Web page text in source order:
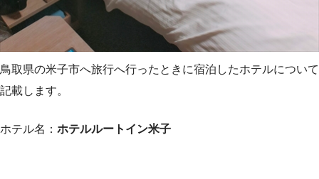
鳥取県の米子市へ旅行へ行ったときに宿泊したホテルについて
記載します。
ホテル名： ホテルルートイン米子